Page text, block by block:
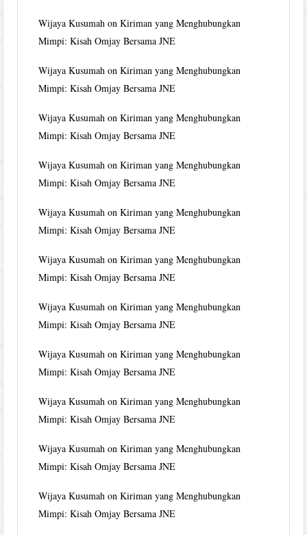
Wijaya Kusumah onKiriman yang Menghubungkan
Mimpi: Kisah Omjay Bersama JNE
Wijaya Kusumah onKiriman yang Menghubungkan
Mimpi: Kisah Omjay Bersama JNE
Wijaya Kusumah onKiriman yang Menghubungkan
Mimpi: Kisah Omjay Bersama JNE
Wijaya Kusumah onKiriman yang Menghubungkan
Mimpi: Kisah Omjay Bersama JNE
Wijaya Kusumah onKiriman yang Menghubungkan
Mimpi: Kisah Omjay Bersama JNE
Wijaya Kusumah onKiriman yang Menghubungkan
Mimpi: Kisah Omjay Bersama JNE
Wijaya Kusumah onKiriman yang Menghubungkan
Mimpi: Kisah Omjay Bersama JNE
Wijaya Kusumah onKiriman yang Menghubungkan
Mimpi: Kisah Omjay Bersama JNE
Wijaya Kusumah onKiriman yang Menghubungkan
Mimpi: Kisah Omjay Bersama JNE
Wijaya Kusumah onKiriman yang Menghubungkan
Mimpi: Kisah Omjay Bersama JNE
Wijaya Kusumah onKiriman yang Menghubungkan
Mimpi: Kisah Omjay Bersama JNE